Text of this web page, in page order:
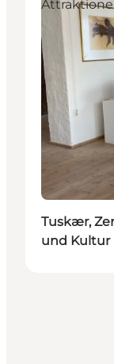
Tuskær,
und Kultur